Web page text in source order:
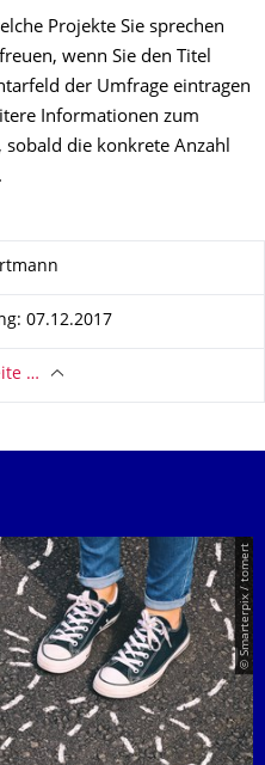
Projekte Sie sprechen
wenn Sie den Titel
der Umfrage eintragen
Informationen zum
die konkrete Anzahl
07.12.2017
…
© Smarterpix / tomert